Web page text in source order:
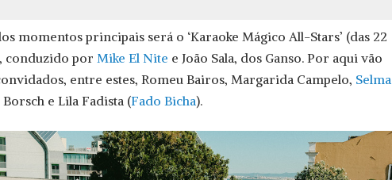
momentos principais será o ‘Karaoke Mágico All-Stars’ (das 22
conduzido por Mike El Nite e João Sala, dos Ganso. Por aqui vão
entre estes, Romeu Bairos, Margarida Campelo, Selma
Borsch e Lila Fadista (Fado Bicha).